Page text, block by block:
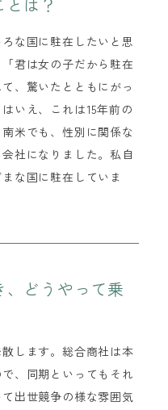
は？
な国に駐在したいと思
君は女の子だから駐在
、驚いたとともにがっ
いえ、これは15年前の
米でも、性別に関係な
社になりました。私自
な国に駐在していま
どうやって乗
します。総合商社は本
、同期といってもそれ
出世競争の様な雰囲気